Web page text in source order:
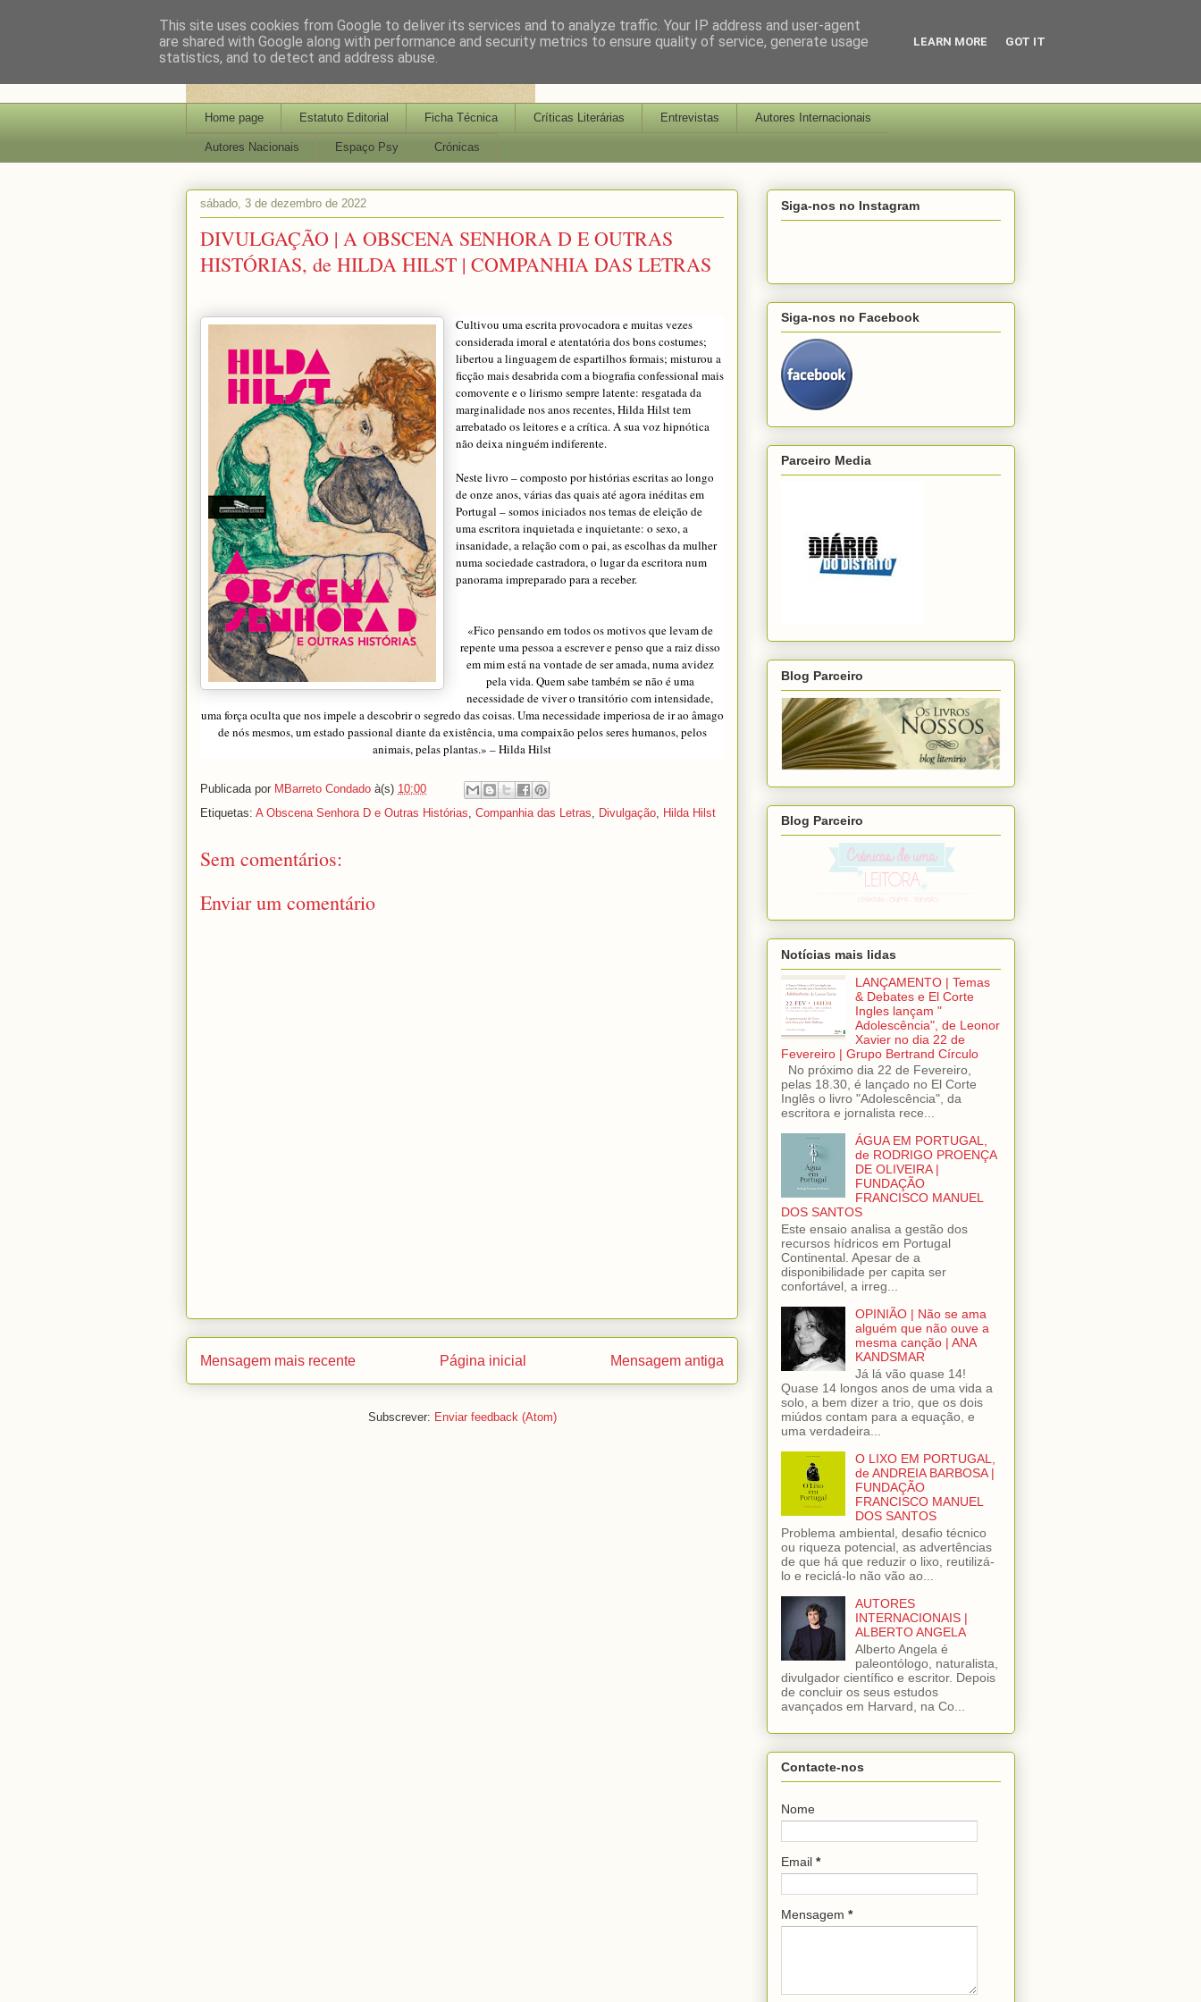
Home page Estatuto Editorial Ficha Técnica Críticas Literárias Entrevistas Autores Internacionais
Autores Nacionais Espaço Psy Crónicas
sábado, 3 de dezembro de 2022
DIVULGAÇÃO | A OBSCENA SENHORA D E OUTRAS
HISTÓRIAS, de HILDA HILST | COMPANHIA DAS LETRAS
Cultivou uma escrita provocadora e muitas vezes
considerada imoral e atentatória dos bons costumes;
libertou a linguagem de espartilhos formais; misturou a
ficção mais desabrida com a biografia confessional mais
comovente e o lirismo sempre latente: resgatada da
marginalidade nos anos recentes, Hilda Hilst tem
arrebatado os leitores e a crítica. A sua voz hipnótica
não deixa ninguém indiferente.
Neste livro – composto por histórias escritas ao longo
de onze anos, várias das quais até agora inéditas em
Portugal – somos iniciados nos temas de eleição de
uma escritora inquietada e inquietante: o sexo, a
insanidade, a relação com o pai, as escolhas da mulher
numa sociedade castradora, o lugar da escritora num
panorama impreparado para a receber.
«Fico pensando em todos os motivos que levam de
repente uma pessoa a escrever e penso que a raiz disso
em mim está na vontade de ser amada, numa avidez
pela vida. Quem sabe também se não é uma
necessidade de viver o transitório com intensidade,
uma força oculta que nos impele a descobrir o segredo das coisas. Uma necessidade imperiosa de ir ao âmago
de nós mesmos, um estado passional diante da existência, uma compaixão pelos seres humanos, pelos
animais, pelas plantas.» – Hilda Hilst
Publicada por MBarreto Condado à(s) 10:00
Etiquetas: A Obscena Senhora D e Outras Histórias, Companhia das Letras, Divulgação, Hilda Hilst
Sem comentários:
Enviar um comentário
Mensagem mais recente Mensagem antiga
Página inicial
Subscrever: Enviar feedback (Atom)
Siga-nos no Instagram
Siga-nos no Facebook
Parceiro Media
Blog Parceiro
Blog Parceiro
Notícias mais lidas
LANÇAMENTO | Temas
& Debates e El Corte
Ingles lançam "
Adolescência", de Leonor
Xavier no dia 22 de
Fevereiro | Grupo Bertrand Círculo
No próximo dia 22 de Fevereiro,
pelas 18.30, é lançado no El Corte
Inglês o livro "Adolescência", da
escritora e jornalista rece...
ÁGUA EM PORTUGAL,
de RODRIGO PROENÇA
DE OLIVEIRA |
FUNDAÇÃO
FRANCISCO MANUEL
DOS SANTOS
Este ensaio analisa a gestão dos
recursos hídricos em Portugal
Continental. Apesar de a
disponibilidade per capita ser
confortável, a irreg...
OPINIÃO | Não se ama
alguém que não ouve a
mesma canção | ANA
KANDSMAR
Já lá vão quase 14!
Quase 14 longos anos de uma vida a
solo, a bem dizer a trio, que os dois
miúdos contam para a equação, e
uma verdadeira...
O LIXO EM PORTUGAL,
de ANDREIA BARBOSA |
FUNDAÇÃO
FRANCISCO MANUEL
DOS SANTOS
Problema ambiental, desafio técnico
ou riqueza potencial, as advertências
de que há que reduzir o lixo, reutilizá-
lo e reciclá-lo não vão ao...
AUTORES
INTERNACIONAIS |
ALBERTO ANGELA
Alberto Angela é
paleontólogo, naturalista,
divulgador científico e escritor. Depois
de concluir os seus estudos
avançados em Harvard, na Co...
Contacte-nos
Nome
Email *
Mensagem *
This site uses cookies from Google to deliver its services and to analyze traffic. Your IP address and user-agent
are shared with Google along with performance and security metrics to ensure quality of service, generate usage
statistics, and to detect and address abuse.
LEARN MORE GOT IT